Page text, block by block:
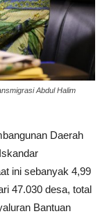
Abdul Halim
Daerah
ini sebanyak 4,99
47.030 desa, total
Bantuan